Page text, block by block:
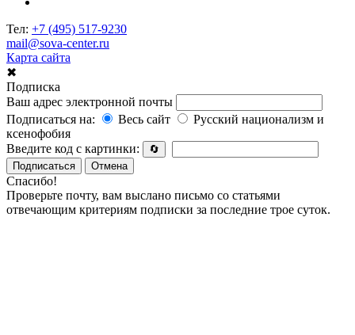
Тел: +7 (495) 517-9230
mail@sova-center.ru
Карта сайта
✖
Подписка
Ваш адрес электронной почты
Подписаться на:
Весь сайт
Русский национализм и
ксенофобия
Введите код с картинки:
🔄
Подписаться
Отмена
Спасибо!
Проверьте почту, вам выслано письмо со статьями
отвечающим критериям подписки за последние трое суток.